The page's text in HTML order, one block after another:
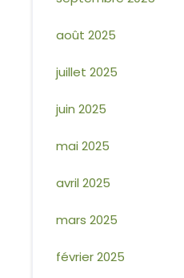
août 2025
juillet 2025
juin 2025
mai 2025
avril 2025
mars 2025
février 2025